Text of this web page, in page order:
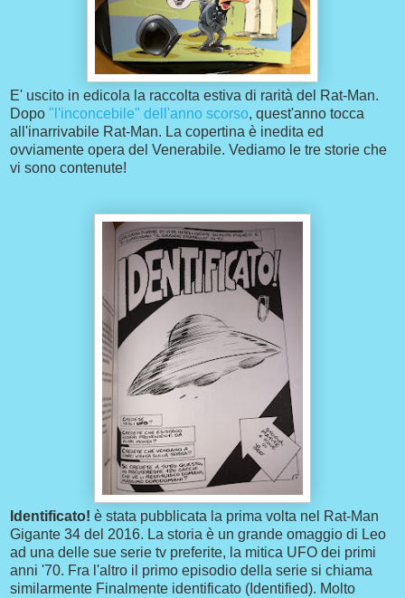
E' uscito in edicola la raccolta estiva di rarità del Rat-Man.
Dopo "l'inconcebile" dell'anno scorso, quest'anno tocca
all'inarrivabile Rat-Man. La copertina è inedita ed
ovviamente opera del Venerabile. Vediamo le tre storie che
vi sono contenute!
Identificato! è stata pubblicata la prima volta nel Rat-Man
Gigante 34 del 2016. La storia è un grande omaggio di Leo
ad una delle sue serie tv preferite, la mitica UFO dei primi
anni '70. Fra l'altro il primo episodio della serie si chiama
similarmente Finalmente identificato (Identified). Molto